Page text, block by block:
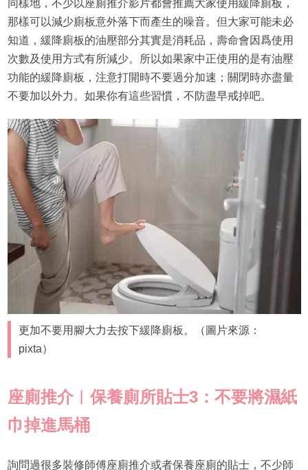
同樣地，不少以座廁推介影片都會推薦大家使用緩降廁板，
那樣可以減少廁板意外落下而產生的噪音。但大家可能未必
知道，緩降廁板的油壓部分其實是消耗品，壽命會因爲使用
次數及使用方式有所減少。所以如果家中正使用的是有油壓
功能的緩降廁板，注意打開時不要過分加速；關閉時亦盡量
不要加以外力。如果你有這些習慣，不防盡早戒掉吧。
更加不要用腳大力去按下緩降廁板。（圖片來源：
pixta）
座廁推介︱保養廁所貼士3：不要將濕紙
巾掉進馬桶
詢問過很多裝修師傅座廁推介或者保養座廁的貼士，不少師